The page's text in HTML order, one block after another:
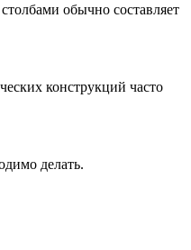
обычно составляет
конструкций часто
делать.